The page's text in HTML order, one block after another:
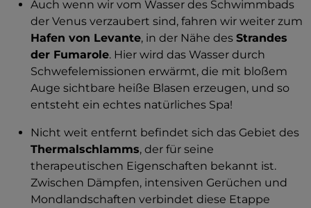
Auch wenn wir vom Wasser des Schwimmbads
der Venus verzaubert sind, fahren wir weiter zum
Hafen von Levante, in der Nähe des Strandes
der Fumarole. Hier wird das Wasser durch
Schwefelemissionen erwärmt, die mit bloßem
Auge sichtbare heiße Blasen erzeugen, und so
entsteht ein echtes natürliches Spa!
Nicht weit entfernt befindet sich das Gebiet des
Thermalschlamms, der für seine
therapeutischen Eigenschaften bekannt ist.
Zwischen Dämpfen, intensiven Gerüchen und
Mondlandschaften verbindet diese Etappe